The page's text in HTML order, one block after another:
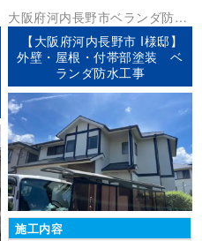
大阪府河内長野市ベランダ防水
外壁塗装 屋根塗装
【大阪府河内長野市 I様邸】
外壁・屋根・付帯部塗装 ベ
ランダ防水工事
施工内容